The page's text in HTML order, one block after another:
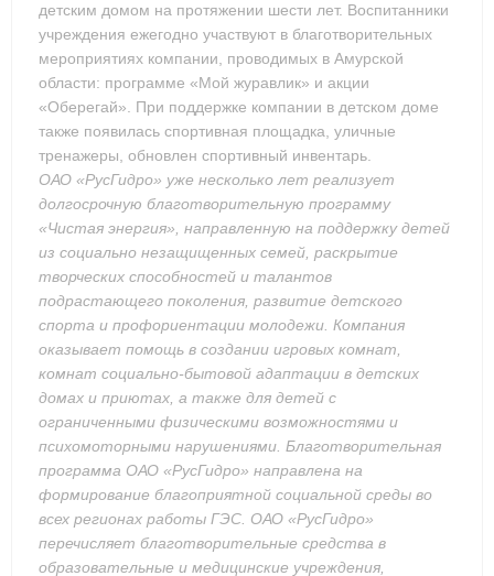
детским домом на протяжении шести лет. Воспитанники
учреждения ежегодно участвуют в благотворительных
мероприятиях компании, проводимых в Амурской
области: программе «Мой журавлик» и акции
«Оберегай». При поддержке компании в детском доме
также появилась спортивная площадка, уличные
тренажеры, обновлен спортивный инвентарь.
ОАО «РусГидро» уже несколько лет реализует
долгосрочную благотворительную программу
«Чистая энергия», направленную на поддержку детей
из социально незащищенных семей, раскрытие
творческих способностей и талантов
подрастающего поколения, развитие детского
спорта и профориентации молодежи. Компания
оказывает помощь в создании игровых комнат,
комнат социально-бытовой адаптации в детских
домах и приютах, а также для детей с
ограниченными физическими возможностями и
психомоторными нарушениями. Благотворительная
программа ОАО «РусГидро» направлена на
формирование благоприятной социальной среды во
всех регионах работы ГЭС. ОАО «РусГидро»
перечисляет благотворительные средства в
образовательные и медицинские учреждения,